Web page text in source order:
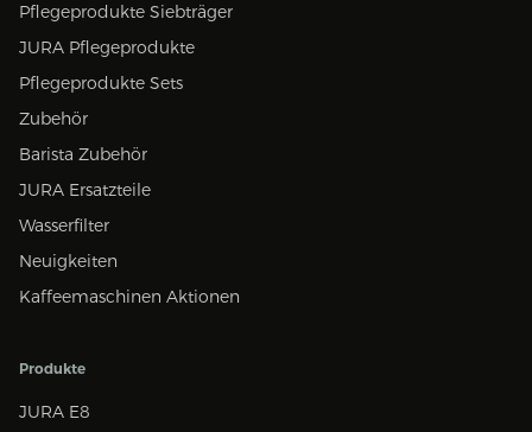
Pflegeprodukte Siebträger
JURA Pflegeprodukte
Pflegeprodukte Sets
Zubehör
Barista Zubehör
JURA Ersatzteile
Wasserfilter
Neuigkeiten
Kaffeemaschinen Aktionen
Produkte
JURA E8